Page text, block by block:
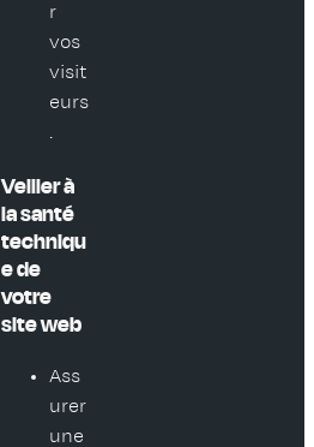
r
vos
visit
eurs
Veiller à
la santé
techniqu
e de
votre
site web
Ass
urer
une